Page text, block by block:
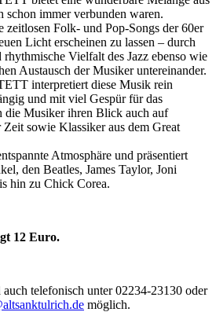
schon immer verbunden waren.
zeitlosen Folk- und Pop-Songs der 60er
Licht erscheinen zu lassen – durch
Vielfalt des Jazz ebenso wie
Austausch der Musiker untereinander.
interpretiert diese Musik rein
und mit viel Gespür für das
die Musiker ihren Blick auch auf
sowie Klassiker aus dem Great
Atmosphäre und präsentiert
den Beatles, James Taylor, Joni
hin zu Chick Corea.
12 Euro.
telefonisch unter 02234-23130 oder
möglich.